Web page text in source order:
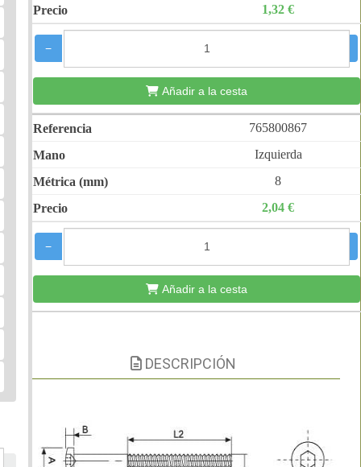
1,32 €
−
Añadir a la cesta
765800867
Izquierda
8
2,04 €
−
Añadir a la cesta
DESCRIPCIÓN